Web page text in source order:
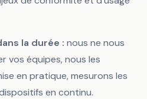
la durée : nous ne nous
vos équipes, nous les
en pratique, mesurons les
en continu.